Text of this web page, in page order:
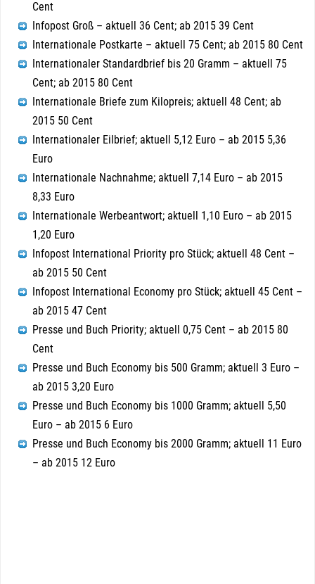
Cent
Infopost Groß – aktuell 36 Cent; ab 2015 39 Cent
Internationale Postkarte – aktuell 75 Cent; ab 2015 80 Cent
Internationaler Standardbrief bis 20 Gramm – aktuell 75
Cent; ab 2015 80 Cent
Internationale Briefe zum Kilopreis; aktuell 48 Cent; ab
2015 50 Cent
Internationaler Eilbrief; aktuell 5,12 Euro – ab 2015 5,36
Euro
Internationale Nachnahme; aktuell 7,14 Euro – ab 2015
8,33 Euro
Internationale Werbeantwort; aktuell 1,10 Euro – ab 2015
1,20 Euro
Infopost International Priority pro Stück; aktuell 48 Cent –
ab 2015 50 Cent
Infopost International Economy pro Stück; aktuell 45 Cent –
ab 2015 47 Cent
Presse und Buch Priority; aktuell 0,75 Cent – ab 2015 80
Cent
Presse und Buch Economy bis 500 Gramm; aktuell 3 Euro –
ab 2015 3,20 Euro
Presse und Buch Economy bis 1000 Gramm; aktuell 5,50
Euro – ab 2015 6 Euro
Presse und Buch Economy bis 2000 Gramm; aktuell 11 Euro
– ab 2015 12 Euro